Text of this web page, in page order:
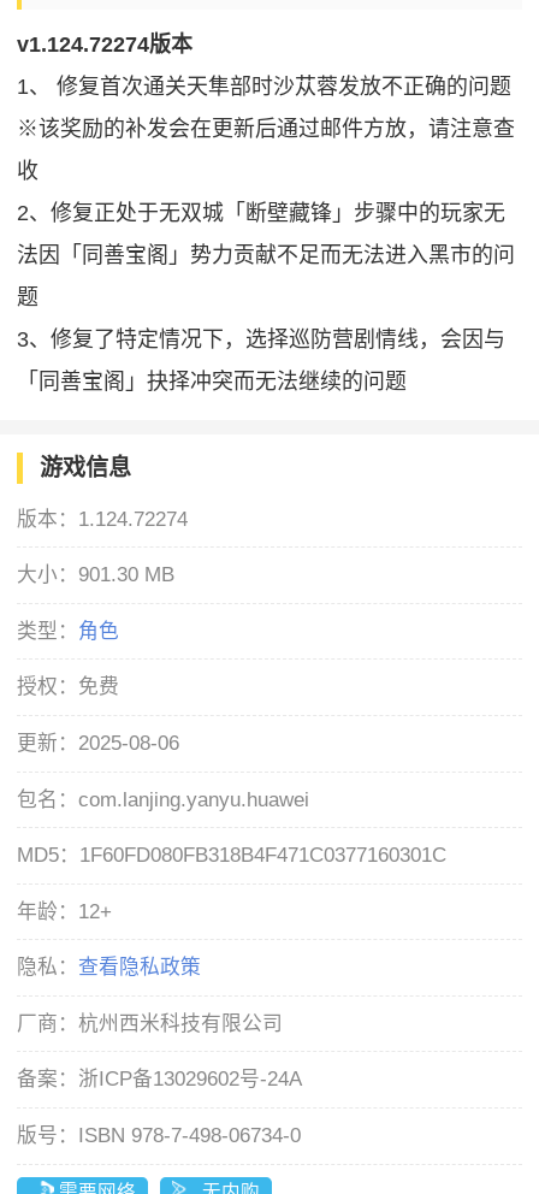
v1.124.72274版本
1、 修复首次通关天隼部时沙苁蓉发放不正确的问题
※该奖励的补发会在更新后通过邮件方放，请注意查
收
2、修复正处于无双城「断壁藏锋」步骤中的玩家无
法因「同善宝阁」势力贡献不足而无法进入黑市的问
题
3、修复了特定情况下，选择巡防营剧情线，会因与
「同善宝阁」抉择冲突而无法继续的问题
游戏信息
版本： 1.124.72274
大小： 901.30 MB
类型： 角色
授权： 免费
更新： 2025-08-06
包名：com.lanjing.yanyu.huawei
MD5： 1F60FD080FB318B4F471C0377160301C
年龄： 12+
隐私： 查看隐私政策
厂商：杭州西米科技有限公司
备案： 浙ICP备13029602号-24A
版号： ISBN 978-7-498-06734-0